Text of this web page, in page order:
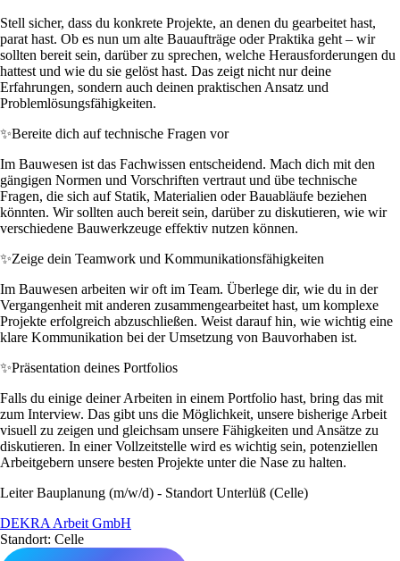
Stell sicher, dass du konkrete Projekte, an denen du gearbeitet hast,
parat hast. Ob es nun um alte Bauaufträge oder Praktika geht – wir
sollten bereit sein, darüber zu sprechen, welche Herausforderungen du
hattest und wie du sie gelöst hast. Das zeigt nicht nur deine
Erfahrungen, sondern auch deinen praktischen Ansatz und
Problemlösungsfähigkeiten.
✨Bereite dich auf technische Fragen vor
Im Bauwesen ist das Fachwissen entscheidend. Mach dich mit den
gängigen Normen und Vorschriften vertraut und übe technische
Fragen, die sich auf Statik, Materialien oder Bauabläufe beziehen
könnten. Wir sollten auch bereit sein, darüber zu diskutieren, wie wir
verschiedene Bauwerkzeuge effektiv nutzen können.
✨Zeige dein Teamwork und Kommunikationsfähigkeiten
Im Bauwesen arbeiten wir oft im Team. Überlege dir, wie du in der
Vergangenheit mit anderen zusammengearbeitet hast, um komplexe
Projekte erfolgreich abzuschließen. Weist darauf hin, wie wichtig eine
klare Kommunikation bei der Umsetzung von Bauvorhaben ist.
✨Präsentation deines Portfolios
Falls du einige deiner Arbeiten in einem Portfolio hast, bring das mit
zum Interview. Das gibt uns die Möglichkeit, unsere bisherige Arbeit
visuell zu zeigen und gleichsam unsere Fähigkeiten und Ansätze zu
diskutieren. In einer Vollzeitstelle wird es wichtig sein, potenziellen
Arbeitgebern unsere besten Projekte unter die Nase zu halten.
Leiter Bauplanung (m/w/d) - Standort Unterlüß (Celle)
DEKRA Arbeit GmbH
Standort: Celle